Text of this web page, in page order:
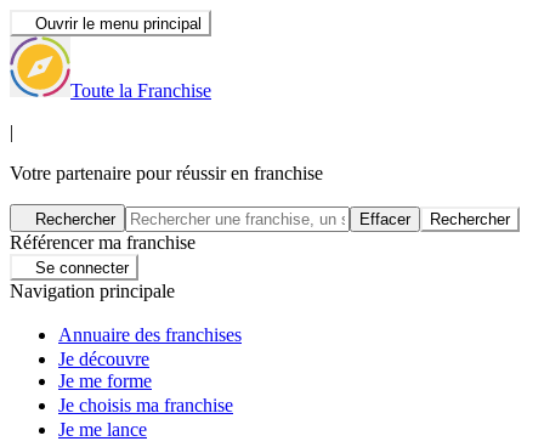
Ouvrir le menu principal
Toute la Franchise
|
Votre partenaire pour réussir en franchise
Rechercher Effacer Rechercher
Référencer ma franchise
Se connecter
Navigation principale
Annuaire des franchises
Je découvre
Je me forme
Je choisis ma franchise
Je me lance